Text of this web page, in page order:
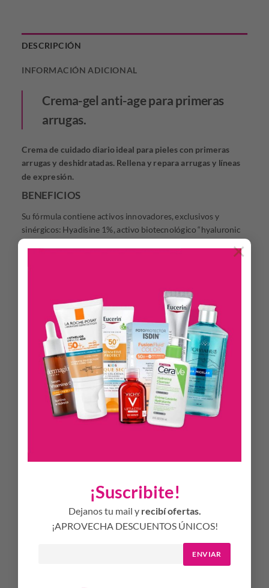
¡Suscribite!
Dejanos tu mail y recibí ofertas.
¡APROVECHA DESCUENTOS ÚNICOS!
ENVIAR
×
DESCRIPCIÓN
INFORMACIÓN ADICIONAL
Crema-gel anti-age para primeras
arrugas.
Crema de cuidado diario ideal para pieles con primeras
arrugas y deshidratadas. Rellena y repara arrugas y líneas
de expresión.
BENEFICIOS
Su fórmula contiene activos innovadores, exclusivos y
sinérgicos: Hyadisine 1%, activo biotecnológico “hyaluronic
like” que brinda un efecto de relleno inmediato. Epidermosil
repara y protege la piel. Estimula la regeneración y la
resistencia de la piel. Esta asociación brinda un efecto Lifting
inmediato y duradero. Rellena e hidrata 24hs. Gracias a
nuestros exclusivos Polifenoles de UVA posee un alto efecto
antioxidante. La piel lucirá alisada, revitalizada y
rejuvenecida.
MODO DE USO
Aplicar Tenseur HA B5 Lifting sobre la piel limpia y seca del
rostro, cuello y escote. Colocar sobre la piel realizando
alcanzar efectividad máxima aplicar dos veces al día (mañana
y noche). Se recomienda utilizar combinado con Tenseur HA
Hipoalergénico